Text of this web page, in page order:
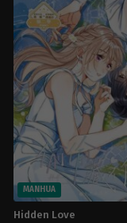
MANHUA
Hidden Love